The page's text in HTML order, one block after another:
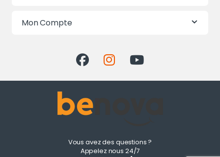
Mon Compte
Vous avez des questions ?
Appelez nous 24/7